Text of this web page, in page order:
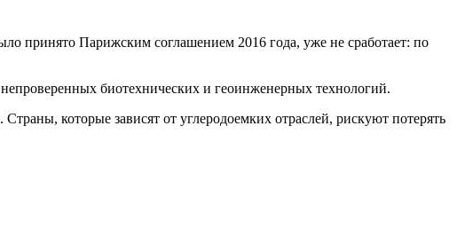
принято Парижским соглашением 2016 года, уже не сработает: по
биотехнических и геоинженерных технологий.
которые зависят от углеродоемких отраслей, рискуют потерять